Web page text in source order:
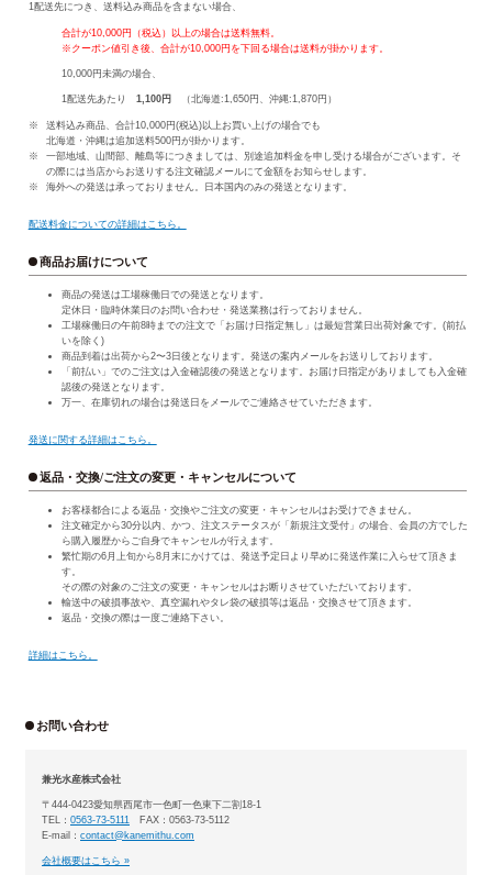
1配送先につき、送料込み商品を含まない場合、
合計が10,000円（税込）以上の場合は送料無料。
※クーポン値引き後、合計が10,000円を下回る場合は送料が掛かります。
10,000円未満の場合、
1配送先あたり 1,100円 （北海道:1,650円、沖縄:1,870円）
送料込み商品、合計10,000円(税込)以上お買い上げの場合でも
北海道・沖縄は追加送料500円が掛かります。
一部地域、山間部、離島等につきましては、別途追加料金を申し受ける場合がございます。そ
の際には当店からお送りする注文確認メールにて金額をお知らせします。
海外への発送は承っておりません。日本国内のみの発送となります。
配送料金についての詳細はこちら。
商品お届けについて
商品の発送は工場稼働日での発送となります。
定休日・臨時休業日のお問い合わせ・発送業務は行っておりません。
工場稼働日の午前8時までの注文で「お届け日指定無し」は最短営業日出荷対象です。(前払
いを除く)
商品到着は出荷から2〜3日後となります。発送の案内メールをお送りしております。
「前払い」でのご注文は入金確認後の発送となります。お届け日指定がありましても入金確
認後の発送となります。
万一、在庫切れの場合は発送日をメールでご連絡させていただきます。
発送に関する詳細はこちら。
返品・交換/ご注文の変更・キャンセルについて
お客様都合による返品・交換やご注文の変更・キャンセルはお受けできません。
注文確定から30分以内、かつ、注文ステータスが「新規注文受付」の場合、会員の方でした
ら購入履歴からご自身でキャンセルが行えます。
繁忙期の6月上旬から8月末にかけては、発送予定日より早めに発送作業に入らせて頂きま
す。
その際の対象のご注文の変更・キャンセルはお断りさせていただいております。
輸送中の破損事故や、真空漏れやタレ袋の破損等は返品・交換させて頂きます。
返品・交換の際は一度ご連絡下さい。
詳細はこちら。
お問い合わせ
兼光水産株式会社
〒444-0423愛知県西尾市一色町一色東下二割18-1
TEL： 0563-73-5111 FAX：0563-73-5112
E-mail： contact@kanemithu.com
会社概要はこちら »